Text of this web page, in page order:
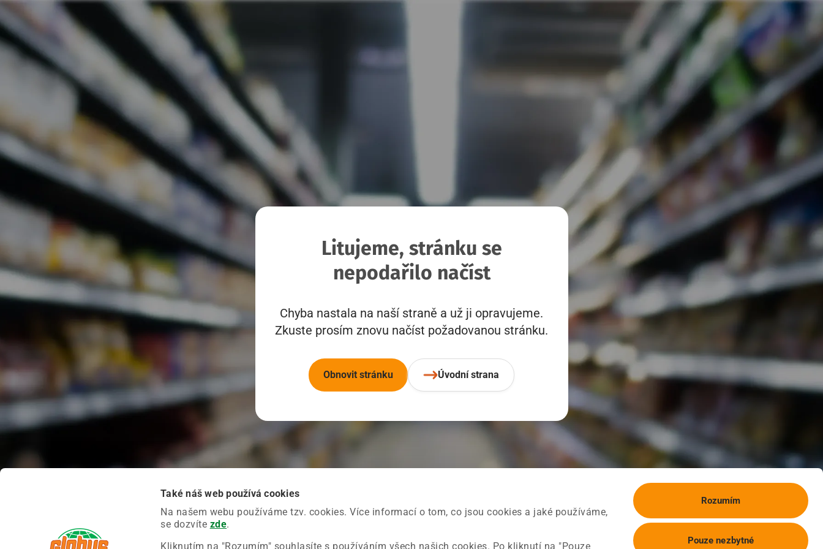
Také náš web používá cookies
Na našem webu používáme tzv. cookies. Více informací o tom, co jsou cookies a jaké používáme,
se dozvíte zde.
Kliknutím na "Rozumím" souhlasíte s používáním všech našich cookies. Po kliknutí na "Pouze
Rozumím
Pouze nezbytné
Litujeme, stránku se
nepodařilo načíst
Chyba nastala na naší straně a už ji opravujeme.
Zkuste prosím znovu načíst požadovanou stránku.
Obnovit stránku Úvodní strana